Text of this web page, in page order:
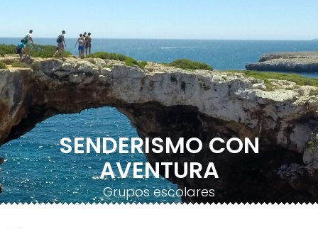
SENDERISMO CON
AVENTURA
Grupos escolares